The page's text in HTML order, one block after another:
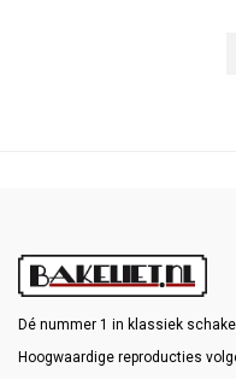
Dé nummer 1 in klassiek
Hoogwaardige reproducties